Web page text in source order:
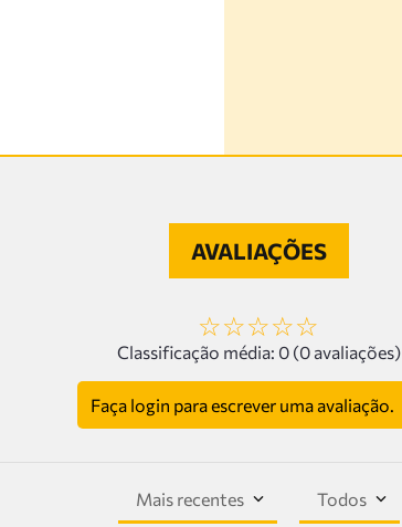
AVALIAÇÕES
☆☆☆☆☆
Classificação média: 0 (0 avaliações)
Faça login para escrever uma avaliação.
Mais recentes Todos